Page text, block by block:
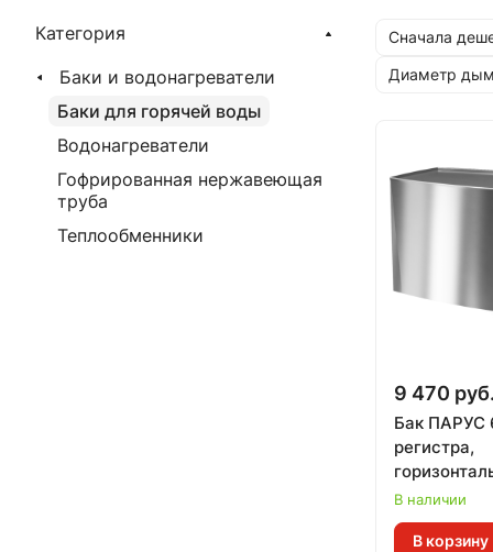
Сначала
Диаметр
9 470 руб.
Бак ПАРУС
регистра,
ТЕПЛОДАР
В наличии
В корзину
Категория
Баки и водонагреватели
Баки для горячей воды
Водонагреватели
Гофрированная нержавеющая
труба
Теплообменники